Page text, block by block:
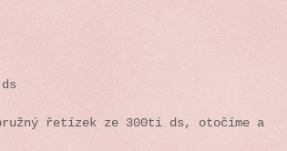
řetízek ze 300ti ds, otočíme a